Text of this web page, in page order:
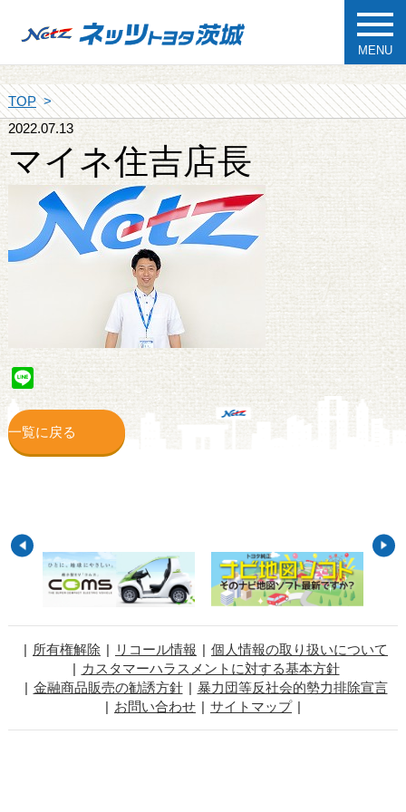
MENU
TOP
2022.07.13
マイネ住吉店長
Line
一覧に戻る
所有権解除 リコール情報
個人情報の取り扱いについて
カスタマーハラスメントに対する基本方針
金融商品販売の勧誘方針
暴力団等反社会的勢力排除宣言
お問い合わせ
サイトマップ